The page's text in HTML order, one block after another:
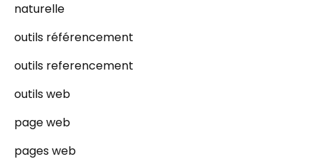
naturelle
outils référencement
outils referencement
outils web
page web
pages web